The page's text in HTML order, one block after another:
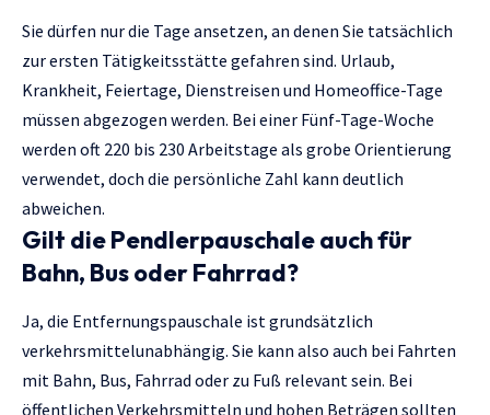
Sie dürfen nur die Tage ansetzen, an denen Sie tatsächlich
zur ersten Tätigkeitsstätte gefahren sind. Urlaub,
Krankheit, Feiertage, Dienstreisen und Homeoffice-Tage
müssen abgezogen werden. Bei einer Fünf-Tage-Woche
werden oft 220 bis 230 Arbeitstage als grobe Orientierung
verwendet, doch die persönliche Zahl kann deutlich
abweichen.
Gilt die Pendlerpauschale auch für
Bahn, Bus oder Fahrrad?
Ja, die Entfernungspauschale ist grundsätzlich
verkehrsmittelunabhängig. Sie kann also auch bei Fahrten
mit Bahn, Bus, Fahrrad oder zu Fuß relevant sein. Bei
öffentlichen Verkehrsmitteln und hohen Beträgen sollten